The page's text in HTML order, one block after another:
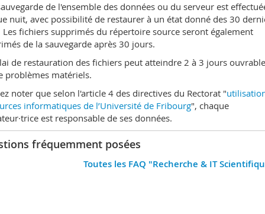
de l'ensemble des données ou du serveur est
nuit, avec possibilité de restaurer à un état donné des 30
fichiers supprimés du répertoire source seront également
de la sauvegarde après 30 jours.
de restauration des fichiers peut atteindre 2 à 3 jours
problèmes matériels.
noter que selon l'article 4 des directives du Rectorat "
informatiques de l’Université de Fribourg", chaque
est responsable de ses données.
fréquemment posées
Toutes les FAQ "Recherche & IT